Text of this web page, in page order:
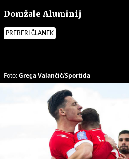
Domžale Aluminij
PREBERI ČLANEK
Foto:Grega Valančič/Sportida